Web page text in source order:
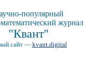
популярный
журнал
"Квант"
сайт — kvant.digital